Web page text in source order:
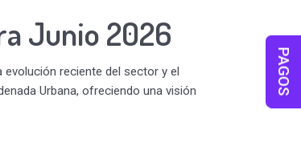
Junio 2026
reciente del sector y el
Urbana, ofreciendo una visión
PAGOS